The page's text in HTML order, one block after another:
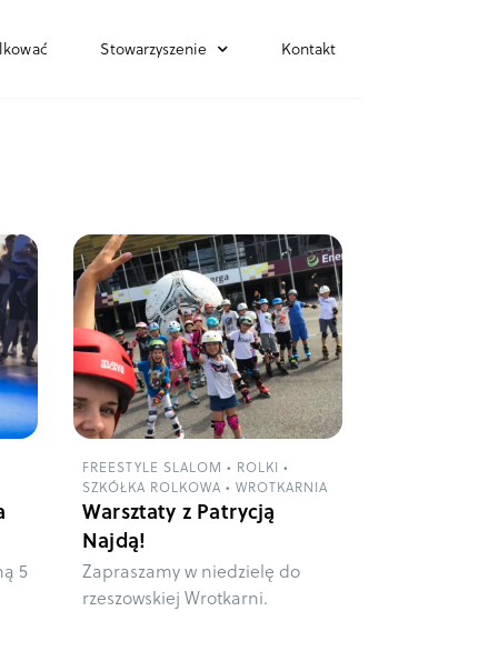
Stowarzyszenie Kontakt
5
FREESTYLE SLALOM • ROLKI •
SZKÓŁKA ROLKOWA • WROTKARNIA
Warsztaty z Patrycją
Najdą!
Zapraszamy w niedzielę do
rzeszowskiej Wrotkarni.